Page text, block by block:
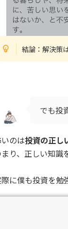
結論：解決策
でも投
のは投資の正し
り、正しい知識
に僕も投資を勉